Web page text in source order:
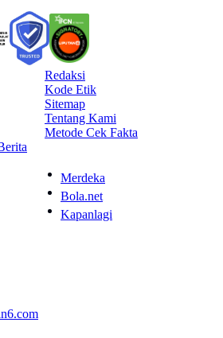
Redaksi
Kode Etik
Sitemap
Tentang Kami
Metode Cek Fakta
Merdeka
Bola.net
Kapanlagi